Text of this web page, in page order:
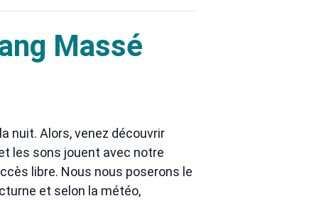
Massé
nuit. Alors, venez découvrir
les sons jouent avec notre
libre. Nous nous poserons le
et selon la météo,